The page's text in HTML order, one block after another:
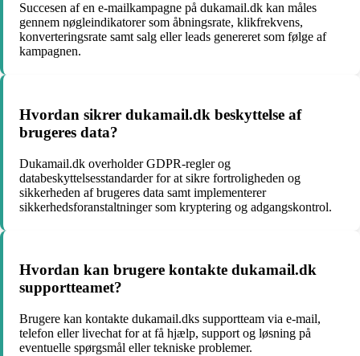
Succesen af en e-mailkampagne på dukamail.dk kan måles
gennem nøgleindikatorer som åbningsrate, klikfrekvens,
konverteringsrate samt salg eller leads genereret som følge af
kampagnen.
Hvordan sikrer dukamail.dk beskyttelse af
brugeres data?
Dukamail.dk overholder GDPR-regler og
databeskyttelsesstandarder for at sikre fortroligheden og
sikkerheden af brugeres data samt implementerer
sikkerhedsforanstaltninger som kryptering og adgangskontrol.
Hvordan kan brugere kontakte dukamail.dk
supportteamet?
Brugere kan kontakte dukamail.dks supportteam via e-mail,
telefon eller livechat for at få hjælp, support og løsning på
eventuelle spørgsmål eller tekniske problemer.